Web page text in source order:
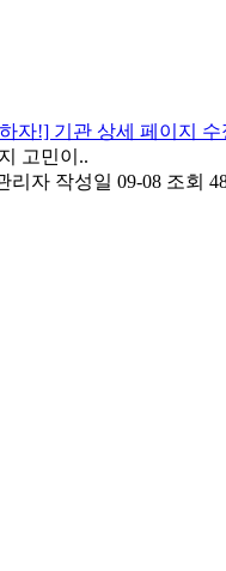
자!] 기관 상세 페이지
고민이..
리자 작성일 09-08 조회